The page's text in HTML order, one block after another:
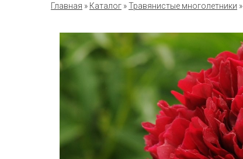
Главная » Каталог »Травянистые многолетники »